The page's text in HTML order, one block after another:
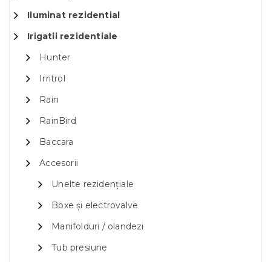
Iluminat rezidential
Irigatii rezidentiale
Hunter
Irritrol
Rain
RainBird
Baccara
Accesorii
Unelte rezidențiale
Boxe și electrovalve
Manifolduri / olandezi
Tub presiune